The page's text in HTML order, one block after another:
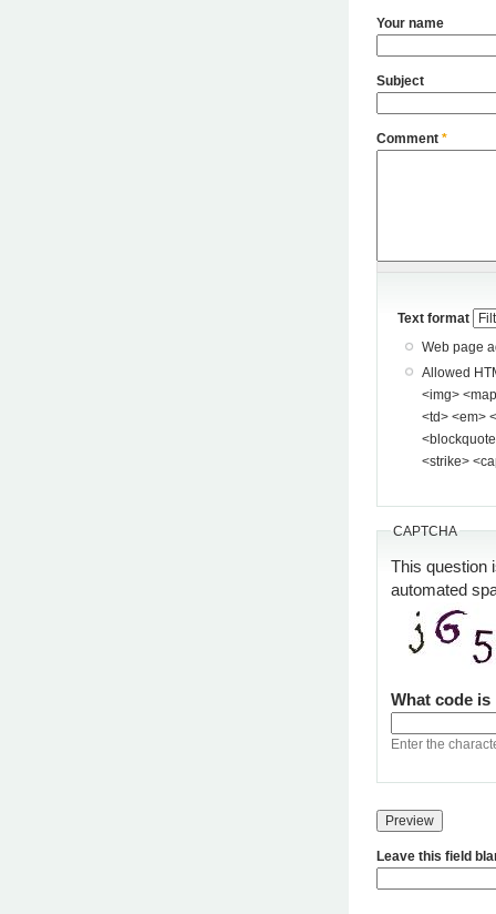
Your name
Subject
Comment *
Text format
Web page
Allowed HTML tags: <a> <p> <span> <div>
<img> <map> <area> <hr> <br>
<td> <em> <b> <u> <i>
<blockquote> <pre>
<strike>
CAPTCHA
This question
automated
What code
Enter the
Leave this field